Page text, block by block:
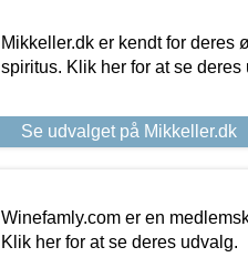
Mikkeller.dk er kendt for
spiritus. Klik her for at se deres
Se udvalget på Mikkeller.dk
Winefamly.com er en
Klik her for at se deres udvalg.